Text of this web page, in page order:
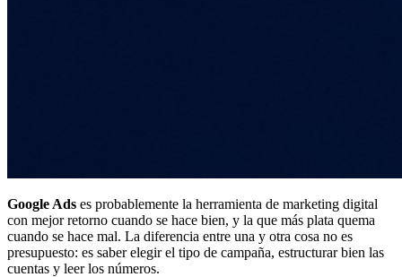
Google Ads es probablemente la herramienta de marketing digital
con mejor retorno cuando se hace bien, y la que más plata quema
cuando se hace mal. La diferencia entre una y otra cosa no es
presupuesto: es saber elegir el tipo de campaña, estructurar bien las
cuentas y leer los números.